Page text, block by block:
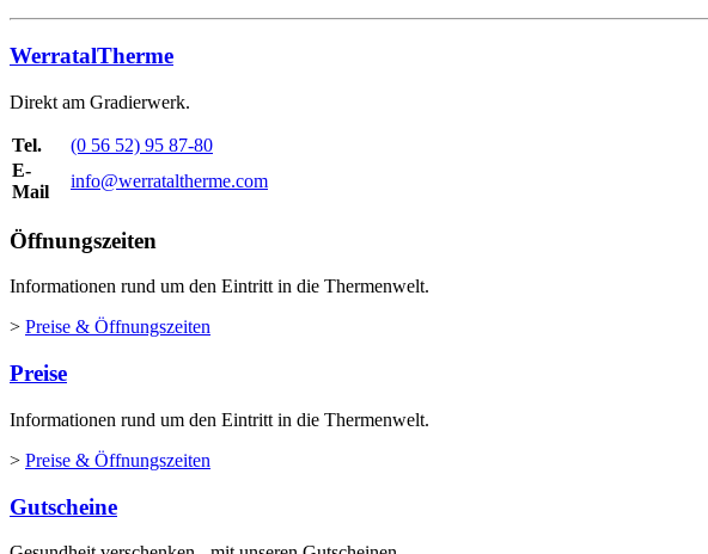
WerratalTherme
Direkt am Gradierwerk.
Tel.
(0 56 52) 95 87-80
E-
Mail
info@werrataltherme.com
Öffnungszeiten
Informationen rund um den Eintritt in die Thermenwelt.
> Preise & Öffnungszeiten
Preise
Informationen rund um den Eintritt in die Thermenwelt.
> Preise & Öffnungszeiten
Gutscheine